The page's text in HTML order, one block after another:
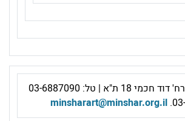
ת"א | טל: 03-6887090
minsharart@minshar.org.il
מנשר לאמנות
>
>
לקולנוע//מכללת מנשר
>